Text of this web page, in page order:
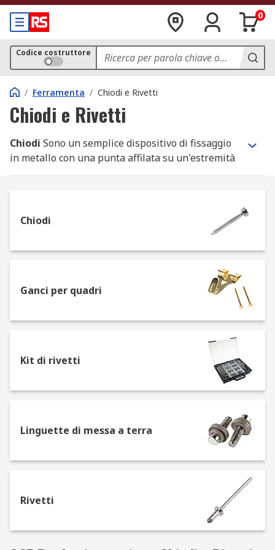
0
Codice costruttore
/ Ferramenta / Chiodi e Rivetti
Chiodi e Rivetti
Chiodi Sono un semplice dispositivo di fissaggio
in metallo con una punta affilata su un'estremità
legno) e sono azionati nel materiale con un
martello o una pistola per chiodi motorizzata. Le
tuttavia altri tipi di chiodi o di puntine sono usati
moquette e si possono trovare con diversi tipi di
stelo, tra cui un lato scanalato noto come gambo
I chiodi sono disponibili in diversi stili con steli di
varie lunghezze e diametri, Nonché in un'ampia
gamma di materiali e finiture, come ad esempio
Rivetti
I rivetti sono utilizzati per tenere insieme due
Chiodi
Ganci per quadri
Kit di rivetti
Linguette di messa a terra
Rivetti